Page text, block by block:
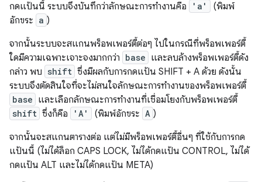
กดแป้นนี้ ระบบจึงบันทึกว่าลักษณะการทํางานคือ
'a'
(พิมพ์
อักขระ a )
จากนั้นระบบจะสแกนพร็อพเพอร์ตี้ต่อๆ ไปในกรณีที่พร็อพเพอร์ตี้
ใดมีความเฉพาะเจาะจงมากกว่า base และลบล้างพร็อพเพอร์ตี้ดัง
กล่าว พบ shift ซึ่งมีผลกับการกดแป้น SHIFT + A ด้วย ดังนั้น
ระบบจึงตัดสินใจที่จะไม่สนใจลักษณะการทํางานของพร็อพเพอร์ตี้
base และเลือกลักษณะการทํางานที่เชื่อมโยงกับพร็อพเพอร์ตี้
shift ซึ่งก็คือ 'A' (พิมพ์อักขระ A )
จากนั้นจะสแกนตารางต่อ แต่ไม่มีพร็อพเพอร์ตี้อื่นๆ ที่ใช้กับการกด
แป้นนี้ (ไม่ได้ล็อก CAPS LOCK, ไม่ได้กดแป้น CONTROL, ไม่ได้
กดแป้น ALT และไม่ได้กดแป้น META)